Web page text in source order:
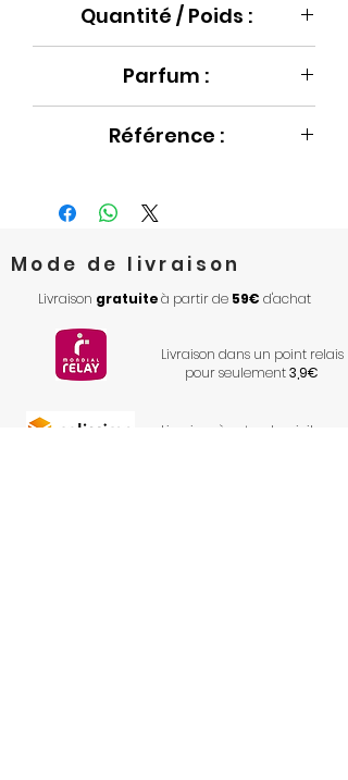
Quantité / Poids :
Parfum :
Référence :
Mode de livraison
Livraison gratuiteà partir de 59€ d'achat
Livraison dans un point relais
pour seulement3,9€
Livraison à votre domicile